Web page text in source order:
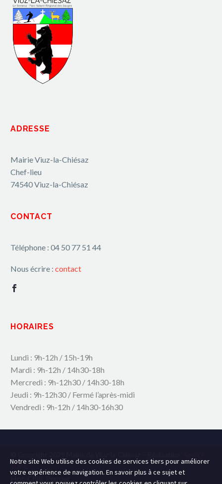
ADRESSE
Mairie Viuz-la-Chiésaz
Chef-lieu
74540 Viuz-la-Chiésaz
CONTACT
Téléphone : 04 50 77 51 44
Nous écrire : contact
HORAIRES
Lundi : 9h-12h / 15h-19h
Mardi : 9h-12h / 14h30-18h
Mercredi : 9h-12h30 / 14h30-18h
Jeudi : 9h-12h30 / Fermé l’après-midi
Vendredi : 9h-12h / 14h30-16h30
109.C
Hot-Chili_Pepper
Notre site Web utilise des cookies de services tiers pour améliorer
votre expérience de navigation. En savoir plus à ce sujet et